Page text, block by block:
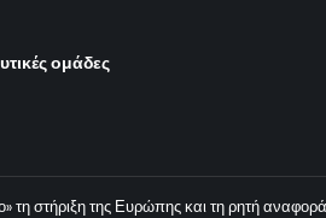
ομάδες
τη στήριξη της Ευρώπης και τη ρητή